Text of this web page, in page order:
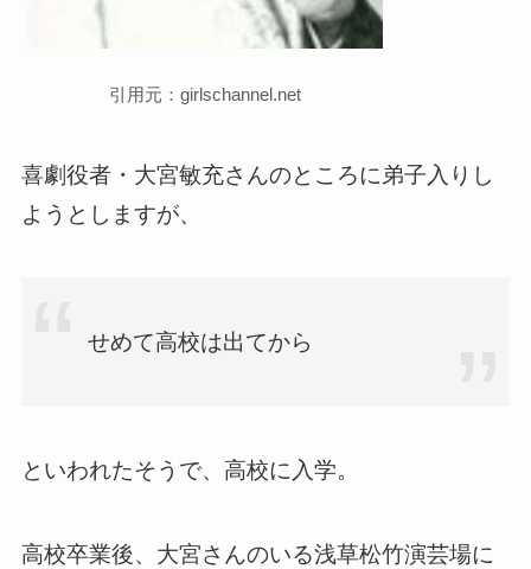
引用元：girlschannel.net
喜劇役者・大宮敏充さんのところに弟子入りし
ようとしますが、
せめて高校は出てから
といわれたそうで、高校に入学。
高校卒業後、大宮さんのいる浅草松竹演芸場に